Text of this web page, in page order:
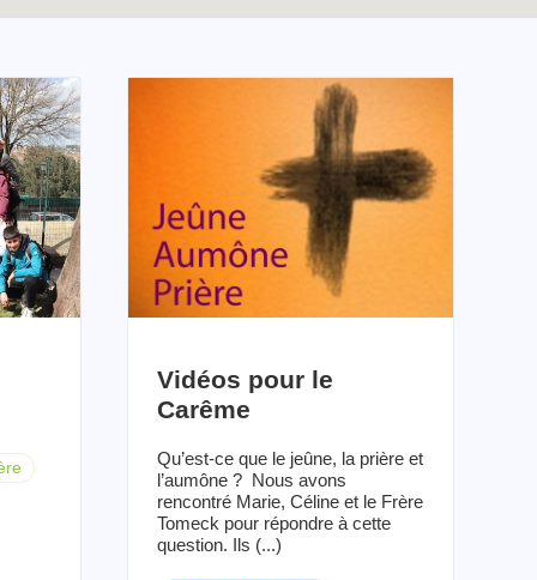
Vidéos pour le
Carême
Qu’est-ce que le jeûne, la prière et
l’aumône ? Nous avons
rencontré Marie, Céline et le Frère
Tomeck pour répondre à cette
question. Ils (...)